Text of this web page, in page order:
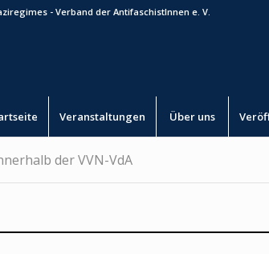
- Verband der AntifaschistInnen e. V.
Veranstaltungen Über uns
der VVN-VdA